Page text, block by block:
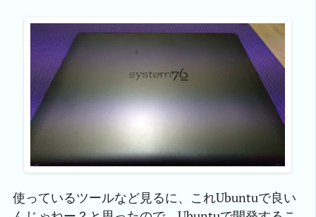
使っているツールなど見るに、これUbuntuで良い